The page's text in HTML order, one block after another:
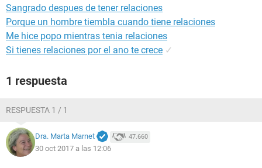
Sangrado despues de tener relaciones
Porque un hombre tiembla cuando tiene relaciones
Me hice popo mientras tenia relaciones
Si tienes relaciones por el ano te crece ✓
1 respuesta
RESPUESTA 1 / 1
Dra. Marta Marnet 47.660
30 oct 2017 a las 12:06